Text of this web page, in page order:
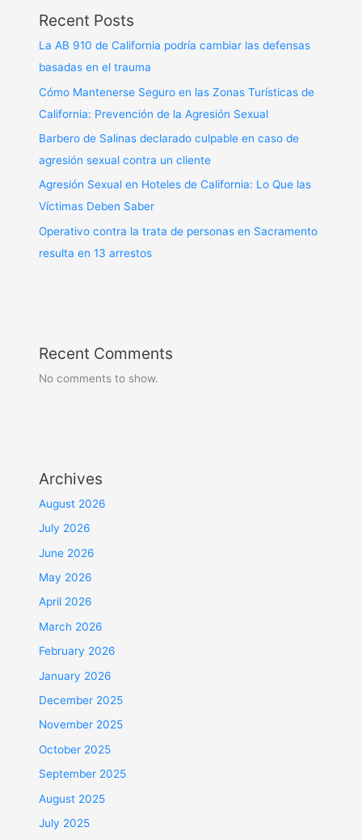
Recent Posts
La AB 910 de California podría cambiar las defensas
basadas en el trauma
Cómo Mantenerse Seguro en las Zonas Turísticas de
California: Prevención de la Agresión Sexual
Barbero de Salinas declarado culpable en caso de
agresión sexual contra un cliente
Agresión Sexual en Hoteles de California: Lo Que las
Víctimas Deben Saber
Operativo contra la trata de personas en Sacramento
resulta en 13 arrestos
Recent Comments
No comments to show.
Archives
August 2026
July 2026
June 2026
May 2026
April 2026
March 2026
February 2026
January 2026
December 2025
November 2025
October 2025
September 2025
August 2025
July 2025